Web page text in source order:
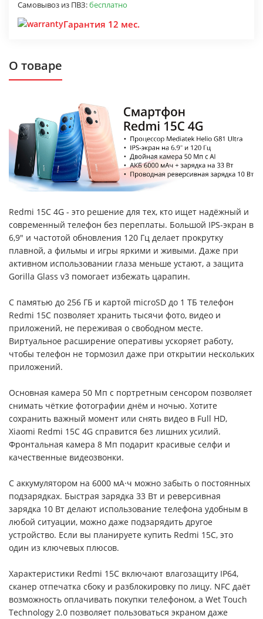
Самовывоз из ПВЗ:бесплатно
Гарантия 12 мес.
О товаре
Redmi 15C 4G - это решение для тех, кто ищет надёжный и
современный телефон без переплаты. Большой IPS-экран в
6,9" и частотой обновления 120 Гц делает прокрутку
плавной, а фильмы и игры яркими и живыми. Даже при
активном использовании глаза меньше устают, а защита
Gorilla Glass v3 помогает избежать царапин.
С памятью до 256 ГБ и картой microSD до 1 ТБ телефон
Redmi 15C позволяет хранить тысячи фото, видео и
приложений, не переживая о свободном месте.
Виртуальное расширение оперативы ускоряет работу,
чтобы телефон не тормозил даже при открытии нескольких
приложений.
Основная камера 50 Мп с портретным сенсором позволяет
снимать чёткие фотографии днём и ночью. Хотите
сохранить важный момент или снять видео в Full HD,
Xiaomi Redmi 15C 4G справится без лишних усилий.
Фронтальная камера 8 Мп подарит красивые селфи и
качественные видеозвонки.
С аккумулятором на 6000 мА·ч можно забыть о постоянных
подзарядках. Быстрая зарядка 33 Вт и реверсивная
зарядка 10 Вт делают использование телефона удобным в
любой ситуации, можно даже подзарядить другое
устройство. Если вы планируете купить Redmi 15C, это
один из ключевых плюсов.
Характеристики Redmi 15C включают влагозащиту IP64,
сканер отпечатка сбоку и разблокировку по лицу. NFC даёт
возможность оплачивать покупки телефоном, а Wet Touch
Technology 2.0 позволяет пользоваться экраном даже